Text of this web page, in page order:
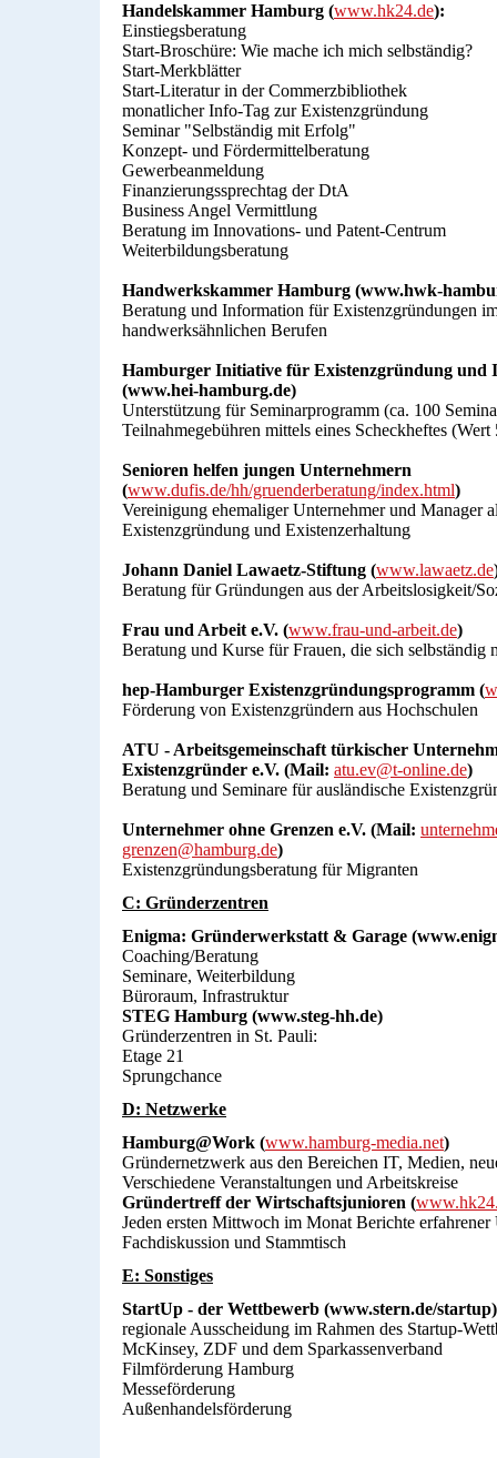
Handelskammer Hamburg (www.hk24.de):
Einstiegsberatung
Start-Broschüre: Wie mache ich mich selbständig?
Start-Merkblätter
Start-Literatur in der Commerzbibliothek
monatlicher Info-Tag zur Existenzgründung
Seminar "Selbständig mit Erfolg"
Konzept- und Fördermittelberatung
Gewerbeanmeldung
Finanzierungssprechtag der DtA
Business Angel Vermittlung
Beratung im Innovations- und Patent-Centrum
Weiterbildungsberatung
Handwerkskammer Hamburg (www.hwk-
Beratung und Information für Existenzgründungen
handwerksähnlichen Berufen
Hamburger Initiative für Existenzgründung und
(www.hei-hamburg.de)
Unterstützung für Seminarprogramm (ca. 100
Teilnahmegebühren mittels eines Scheckheftes
Senioren helfen jungen Unternehmern
(www.dufis.de/hh/gruenderberatung/index.html)
Vereinigung ehemaliger Unternehmer und Manager
Existenzgründung und Existenzerhaltung
Johann Daniel Lawaetz-Stiftung (www.lawaetz.de
Beratung für Gründungen aus der Arbeitslosigkeit/
Frau und Arbeit e.V. (www.frau-und-arbeit.de)
Beratung und Kurse für Frauen, die sich selbständig
hep-Hamburger Existenzgründungsprogramm (
Förderung von Existenzgründern aus Hochschulen
ATU - Arbeitsgemeinschaft türkischer
Existenzgründer e.V. (Mail: atu.ev@t-online.de)
Beratung und Seminare für ausländische
Unternehmer ohne Grenzen e.V. (Mail:
grenzen@hamburg.de)
Existenzgründungsberatung für Migranten
C: Gründerzentren
Enigma: Gründerwerkstatt & Garage
Coaching/Beratung
Seminare, Weiterbildung
Büroraum, Infrastruktur
STEG Hamburg (www.steg-hh.de)
Gründerzentren in St. Pauli:
Etage 21
Sprungchance
D: Netzwerke
Hamburg@Work (www.hamburg-media.net)
Gründernetzwerk aus den Bereichen IT, Medien,
Verschiedene Veranstaltungen und Arbeitskreise
Gründertreff der Wirtschaftsjunioren (
Jeden ersten Mittwoch im Monat Berichte erfahrener
Fachdiskussion und Stammtisch
E: Sonstiges
StartUp - der Wettbewerb (www.stern.de/startup)
regionale Ausscheidung im Rahmen des Startup-
McKinsey, ZDF und dem Sparkassenverband
Filmförderung Hamburg
Messeförderung
Außenhandelsförderung